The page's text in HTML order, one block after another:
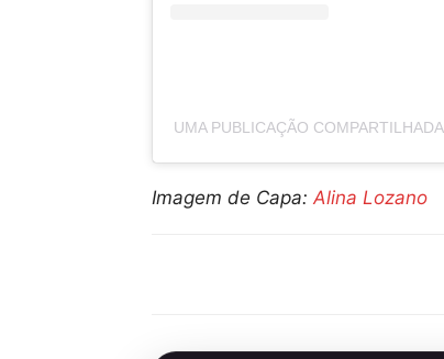
UMA PUBLICAÇÃO
Imagem de Capa: Alina Lozano